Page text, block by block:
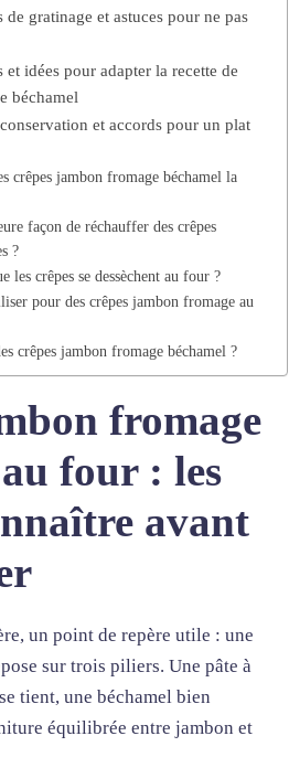
gratinage et astuces pour ne pas
idées pour adapter la recette de
béchamel
et accords pour un plat
crêpes jambon fromage béchamel la
façon de réchauffer des crêpes
?
les crêpes se dessèchent au four ?
pour des crêpes jambon fromage au
crêpes jambon fromage béchamel ?
fromage
four : les
avant
un point de repère utile : une
sur trois piliers. Une pâte à
tient, une béchamel bien
équilibrée entre jambon et